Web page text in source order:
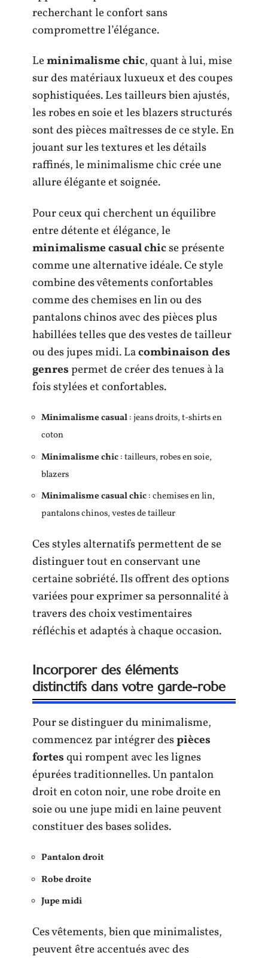
recherchant le confort sans
compromettre l’élégance.
Leminimalisme chic, quant à lui, mise
sur des matériaux luxueux et des coupes
sophistiquées. Les tailleurs bien ajustés,
les robes en soie et les blazers structurés
sont des pièces maîtresses de ce style. En
jouant sur les textures et les détails
raffinés, le minimalisme chic crée une
allure élégante et soignée.
Pour ceux qui cherchent un équilibre
entre détente et élégance, le
minimalisme casual chicse présente
comme une alternative idéale. Ce style
combine des vêtements confortables
comme des chemises en lin ou des
pantalons chinos avec des pièces plus
habillées telles que des vestes de tailleur
ou des jupes midi. Lacombinaison des
genrespermet de créer des tenues à la
fois stylées et confortables.
Minimalisme casual: jeans droits, t-shirts en
coton
Minimalisme chic: tailleurs, robes en soie,
blazers
Minimalisme casual chic: chemises en lin,
pantalons chinos, vestes de tailleur
Ces styles alternatifs permettent de se
distinguer tout en conservant une
certaine sobriété. Ils offrent des options
variées pour exprimer sa personnalité à
travers des choix vestimentaires
réfléchis et adaptés à chaque occasion.
Incorporer des éléments
distinctifs dans votre garde-robe
Pour se distinguer du minimalisme,
commencez par intégrer despièces
fortesqui rompent avec les lignes
épurées traditionnelles. Un pantalon
droit en coton noir, une robe droite en
soie ou une jupe midi en laine peuvent
constituer des bases solides.
Pantalon droit
Robe droite
Jupe midi
Ces vêtements, bien que minimalistes,
peuvent être accentués avec des